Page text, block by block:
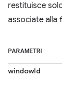
restituisce
associate alla
PARAMETRI
windowId